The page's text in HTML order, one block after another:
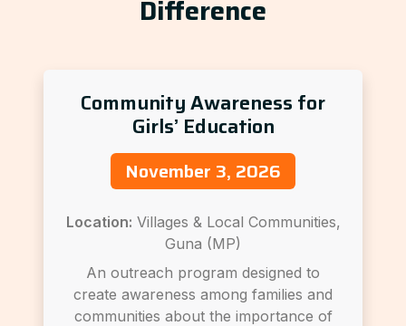
Difference
Community Awareness for
Girls’ Education
November 3, 2026
Location: Villages & Local Communities,
Guna (MP)
An outreach program designed to
create awareness among families and
communities about the importance of